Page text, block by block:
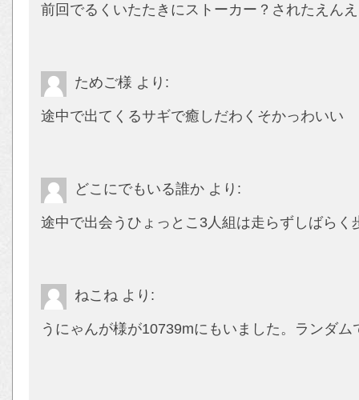
前回でるくいたたきにストーカー？されたえん
ためご様 より:
途中で出てくるサギで癒しだわくそかっわいい
どこにでもいる誰か より:
途中で出会うひょっとこ3人組は走らずしばらく
ねこね より:
うにゃんが様が10739mにもいました。ランダ